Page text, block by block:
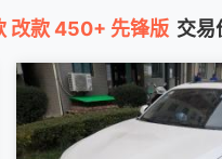
改款 450+ 先锋版 交易